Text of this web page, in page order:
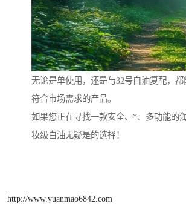
无论是单使用，还是与32号白油复配，都
符合市场需求的产品。
如果您正在寻找一款安全、*、多功能的
妆级白油无疑是的选择！
http://www.yuanmao6842.com